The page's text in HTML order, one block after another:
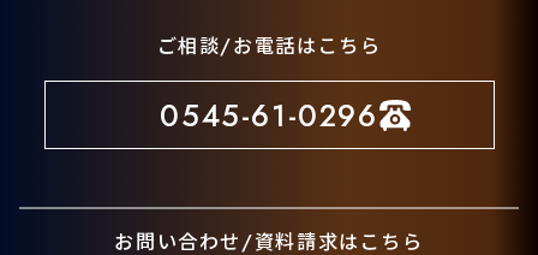
ご相談/お電話はこちら
0545-61-0296
お問い合わせ/資料請求はこちら